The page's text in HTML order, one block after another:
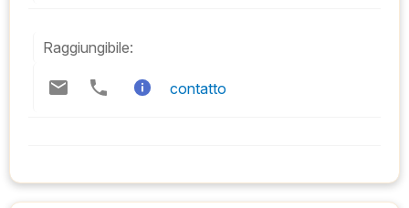
Raggiungibile:
contatto